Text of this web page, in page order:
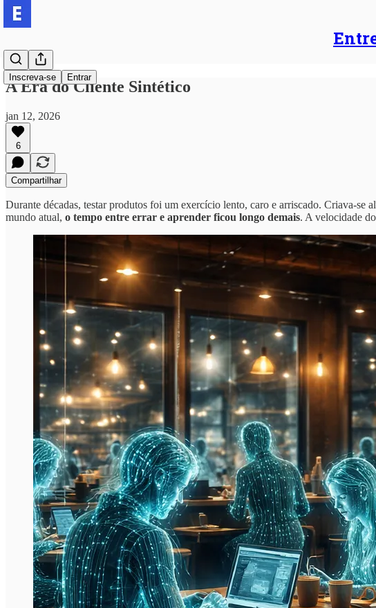
Inscreva-se Entrar
A Era do Cliente Sintético
jan 12, 2026
6
Compartilhar
Durante décadas, testar produtos foi um exercício lento, caro e arriscado. Criava-se
mundo atual, o tempo entre errar e aprender ficou longo demais. A velocidade